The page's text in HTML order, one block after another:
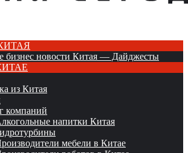
бизнес новости Китая — Дайджесты
из Китая
компаний
напитки Китая
мебели в Китае